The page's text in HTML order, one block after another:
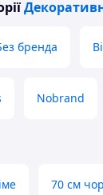
бренда
Nobrand
70 см